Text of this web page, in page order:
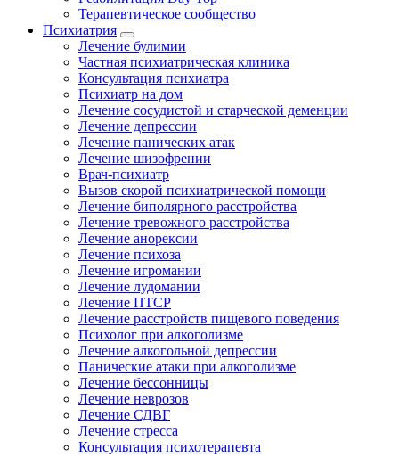
Терапевтическое сообщество
Психиатрия
Лечение булимии
Частная психиатрическая клиника
Консультация психиатра
Психиатр на дом
Лечение сосудистой и старческой деменции
Лечение депрессии
Лечение панических атак
Лечение шизофрении
Врач-психиатр
Вызов скорой психиатрической помощи
Лечение биполярного расстройства
Лечение тревожного расстройства
Лечение анорексии
Лечение психоза
Лечение игромании
Лечение лудомании
Лечение ПТСР
Лечение расстройств пищевого поведения
Психолог при алкоголизме
Лечение алкогольной депрессии
Панические атаки при алкоголизме
Лечение бессонницы
Лечение неврозов
Лечение СДВГ
Лечение стресса
Консультация психотерапевта